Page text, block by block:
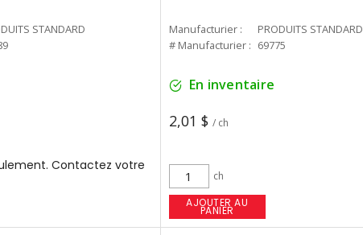
STANDARD
Contactez votre
Manufacturier :
PRODUITS STANDARD
# Manufacturier : 69775
En inventaire
2,01 $ / ch
ch
AJOUTER AU
PANIER